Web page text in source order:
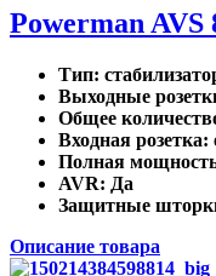
Powerman AVS
Тип:
Выходные
Общее
Входная розетка:
Полная
AVR: Да
Защитные
Описание товара